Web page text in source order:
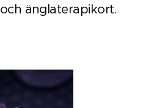
änglaterapikort.